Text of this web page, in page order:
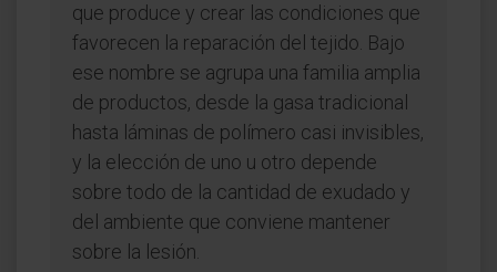
que produce y crear las condiciones que
favorecen la reparación del tejido. Bajo
ese nombre se agrupa una familia amplia
de productos, desde la gasa tradicional
hasta láminas de polímero casi invisibles,
y la elección de uno u otro depende
sobre todo de la cantidad de exudado y
del ambiente que conviene mantener
sobre la lesión.